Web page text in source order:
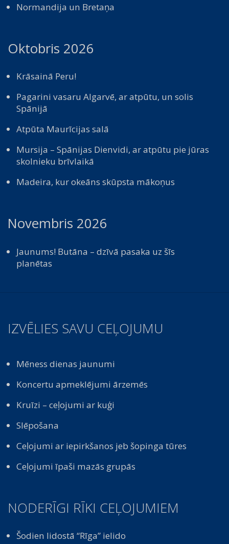
Normandija un Bretaņa
Oktobris 2026
Krāsainā Peru!
Pagarini vasaru Algarvē, ar atpūtu, un solis
Spānijā
Atpūta Maurīcijas salā
Mursija – Spānijas Dienvidi, ar atpūtu pie jūras
skolnieku brīvlaikā
Madeira, kur okeāns skūpsta mākoņus
Novembris 2026
Jaunums! Butāna – dzīvā pasaka uz šīs
planētas
IZVĒLIES SAVU CEĻOJUMU
Mēness dienas jaunumi
Koncertu apmeklējumi ārzemēs
Kruīzi – ceļojumi ar kuģi
Slēpošana
Ceļojumi ar iepirkšanos jeb šopinga tūres
Ceļojumi īpaši mazās grupās
NODERĪGI RĪKI CEĻOJUMIEM
Šodien lidostā “Rīga” ielido